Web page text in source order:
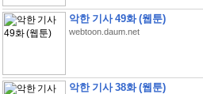
악한 기사 49화 (웹툰)
webtoon.daum.net
악한 기사 38화 (웹툰)